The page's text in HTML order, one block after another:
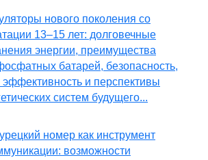
нового поколения со
13–15 лет: долговечные
энергии, преимущества
батарей, безопасность,
эффективность и перспективы
систем будущего...
номер как инструмент
возможности